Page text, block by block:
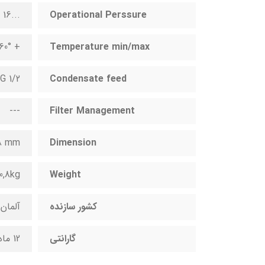
Operational Perssure
...16 ... 0.8
Temperature min/max
+ °C +1.... 60
Condensate feed
1/2
Filter Management
---
Dimension
mm
Weight
0,8kg
کشور سازنده آلمان
گارانتی 12 ماه